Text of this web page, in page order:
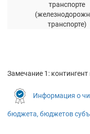
транспорте
транспорте)
Замечание 1:
Информация о
бюджета, бюджетов